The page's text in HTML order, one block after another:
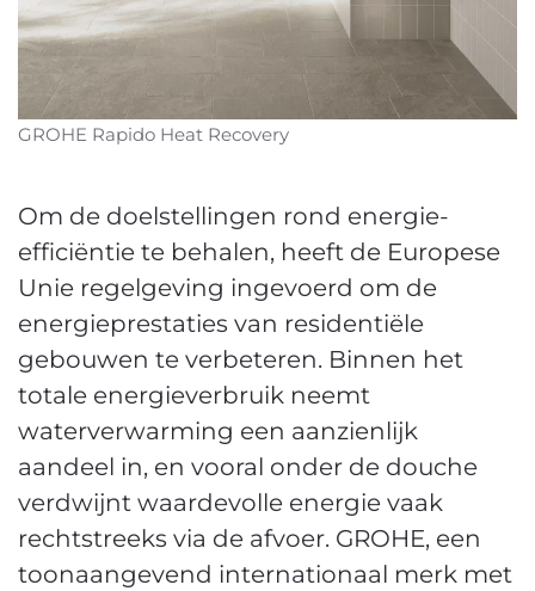
GROHE Rapido Heat Recovery
Om de doelstellingen rond energie-
efficiëntie te behalen, heeft de Europese
Unie regelgeving ingevoerd om de
energieprestaties van residentiële
gebouwen te verbeteren. Binnen het
totale energieverbruik neemt
waterverwarming een aanzienlijk
aandeel in, en vooral onder de douche
verdwijnt waardevolle energie vaak
rechtstreeks via de afvoer. GROHE, een
toonaangevend internationaal merk met